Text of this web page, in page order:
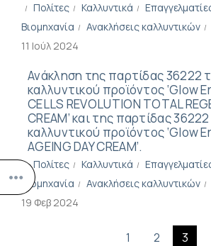
Πολίτες Καλλυντικά
Βιομηχανία
Ανακλήσεις καλλυντικών
11 Ιούλ 2024
Ανάκληση της παρτίδας 36222
καλλυντικού προϊόντος ‘Glow
CELLS REVOLUTION TOTAL
CREAM’ και της παρτίδας
καλλυντικού προϊόντος ‘Glow
AGEING DAY CREAM’.
Πολίτες Καλλυντικά
Βιομηχανία
Ανακλήσεις καλλυντικών
19 Φεβ 2024
1 2 3